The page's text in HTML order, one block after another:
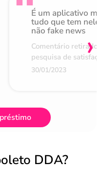
É um aplicativo
tudo que tem nele
não fake news
Comentário retirado
pesquisa de
30/01/2023
›
DDA?